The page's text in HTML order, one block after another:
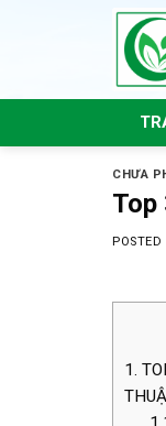
CHƯA
Top
POSTED
1.